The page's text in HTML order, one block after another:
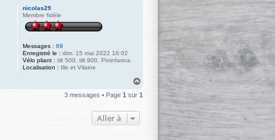
nicolas29
Membre fidèle
Messages : 69
Enregistré le : dim. 15 mai 2022 16:02
Vélo pliant : tilt 500, tilt 900, Pininfarina.
Localisation : Ille et Vilaine
u
3 messages • Page 1 sur 1
Aller à